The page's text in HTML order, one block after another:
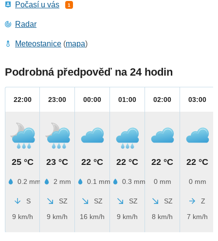
Počasí u vás 1
Radar
Meteostanice (mapa)
Podrobná předpověď na 24 hodin
22:00
25 °C
0.2 mm
S
9 km/h
23:00
23 °C
2 mm
SZ
9 km/h
00:00
22 °C
0.1 mm
SZ
16 km/h
01:00
22 °C
0.3 mm
SZ
9 km/h
02:00
22 °C
0 mm
SZ
8 km/h
03:00
22 °C
0 mm
Z
7 km/h